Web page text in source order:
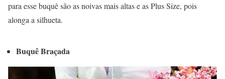
para esse buquê são as noivas mais altas e as Plus Size, pois
alonga a silhueta.
Buquê Braçada